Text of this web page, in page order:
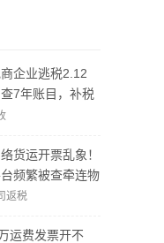
企业逃税2.12
7年账目，补税
亿元！
货运开票乱象！
频繁被查牵连物
物流企业该怎么
返税
运费发票开不